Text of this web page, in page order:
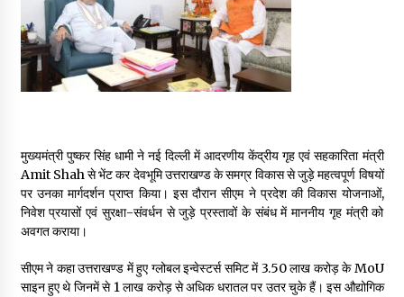
May 16, 2022
Thought Of The Day 14 May
May 14, 2022
Thought Of The Day 13 May
May 13, 2022
मुख्यमंत्री पुष्कर सिंह धामी ने नई दिल्ली में आदरणीय केंद्रीय गृह एवं सहकारिता मंत्री
Amit Shah से भेंट कर देवभूमि उत्तराखण्ड के समग्र विकास से जुड़े महत्वपूर्ण विषयों
पर उनका मार्गदर्शन प्राप्त किया। इस दौरान सीएम ने प्रदेश की विकास योजनाओं,
निवेश प्रयासों एवं सुरक्षा-संवर्धन से जुड़े प्रस्तावों के संबंध में माननीय गृह मंत्री को
अवगत कराया।
सीएम ने कहा उत्तराखण्ड में हुए ग्लोबल इन्वेस्टर्स समिट में ₹3.50 लाख करोड़ के MoU
साइन हुए थे जिनमें से ₹1 लाख करोड़ से अधिक धरातल पर उतर चुके हैं। इस औद्योगिक